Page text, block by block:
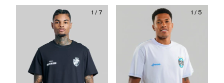
1 / 7 1 / 5